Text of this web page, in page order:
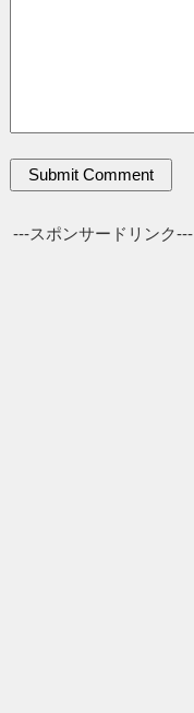
---スポンサードリンク---